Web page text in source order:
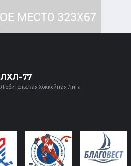
ЛХЛ-77
Любительская Хоккейная Лига